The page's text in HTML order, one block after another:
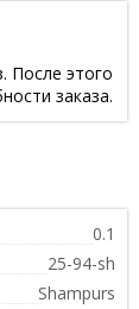
После этого
заказа.
0.1
25-94-sh
Shampurs